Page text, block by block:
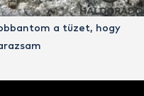
a tüzet, hogy